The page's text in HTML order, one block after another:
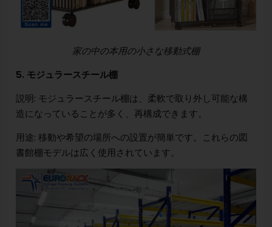
家の中の本用の小さな移動式棚
5. モジュラースチール棚
説明: モジュラースチール棚は、柔軟で取り外し可能な構
造になっていることが多く、再構成できます。
用途: 移動や希望の場所への設置が簡単です。これらの図
書館棚モデルは広く使用されています。